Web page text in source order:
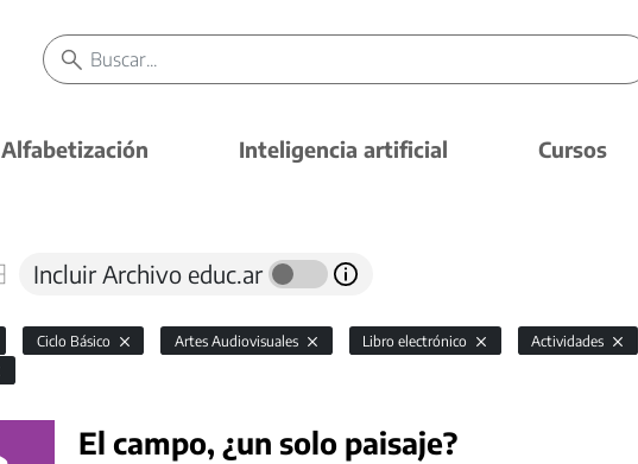
Alfabetización Inteligencia artificial Cursos
Incluir Archivo educ.ar
Ciclo Básico Artes Audiovisuales Libro electrónico Actividades
El campo, ¿un solo paisaje?